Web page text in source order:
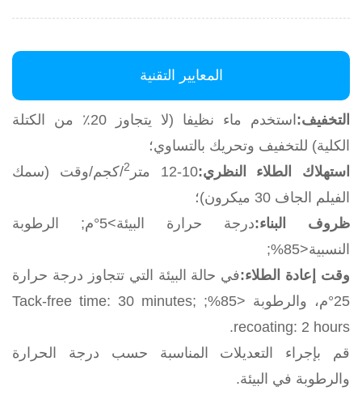
المعايير التقنية
التخفيف:
استخدم ماء نظيفا (لا يتجاوز 20٪ من الكتلة
الكلية) للتخفيف وتحريك بالتساوي؛
استهلاك الطلاء النظري:10-12 متر 2/كجم/وقت (سمك
الفيلم الجاف 30 ميكرون)؛
ظروف البناء:
درجة حرارة البيئة>5°م; الرطوبة
النسبية<85%;
وقت إعادة الطلاء:في حالة البيئة التي تتجاوز درجة حرارة
25°م، والرطوبة <85%; Tack-free time: 30 minutes;
recoating: 2 hours.
قم بإجراء التعديلات المناسبة حسب درجة الحرارة
والرطوبة في البيئة.